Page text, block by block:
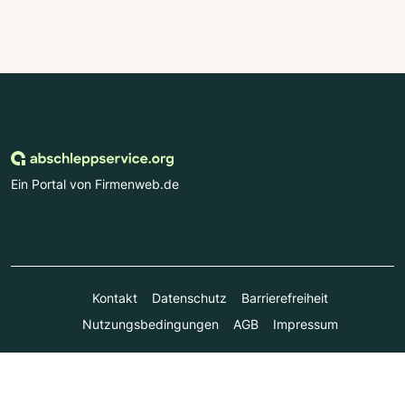
Ein Portal von Firmenweb.de
Kontakt Datenschutz
Barrierefreiheit
Nutzungsbedingungen
AGB Impressum